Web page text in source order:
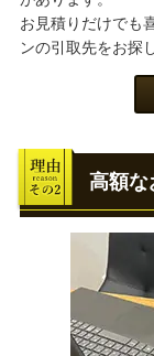
お見積りだけでも
ンの引取先をお探
高額な